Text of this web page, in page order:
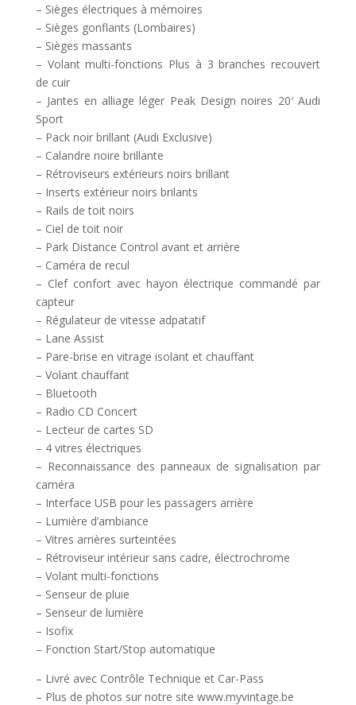
– Sièges électriques à mémoires
– Sièges gonflants (Lombaires)
– Sièges massants
– Volant multi-fonctions Plus à 3 branches recouvert
de cuir
– Jantes en alliage léger Peak Design noires 20′ Audi
Sport
– Pack noir brillant (Audi Exclusive)
– Calandre noire brillante
– Rétroviseurs extérieurs noirs brillant
– Inserts extérieur noirs brilants
– Rails de toit noirs
– Ciel de toit noir
– Park Distance Control avant et arrière
– Caméra de recul
– Clef confort avec hayon électrique commandé par
capteur
– Régulateur de vitesse adpatatif
– Lane Assist
– Pare-brise en vitrage isolant et chauffant
– Volant chauffant
– Bluetooth
– Radio CD Concert
– Lecteur de cartes SD
– 4 vitres électriques
– Reconnaissance des panneaux de signalisation par
caméra
– Interface USB pour les passagers arrière
– Lumière d’ambiance
– Vitres arrières surteintées
– Rétroviseur intérieur sans cadre, électrochrome
– Volant multi-fonctions
– Senseur de pluie
– Senseur de lumière
– Isofix
– Fonction Start/Stop automatique
– Livré avec Contrôle Technique et Car-Pass
– Plus de photos sur notre site www.myvintage.be